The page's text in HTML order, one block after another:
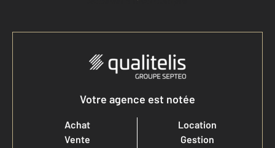
Votre agence est notée
Achat
Vente
Location
Gestion